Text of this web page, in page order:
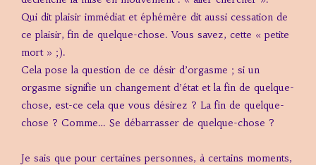
Qui dit plaisir immédiat et éphémère dit aussi cessation de
ce plaisir, fin de quelque-chose. Vous savez, cette « petite
mort » ;).
Cela pose la question de ce désir d’orgasme ; si un
orgasme signifie un changement d’état et la fin de quelque-
chose, est-ce cela que vous désirez ? La fin de quelque-
chose ? Comme… Se débarrasser de quelque-chose ?
Je sais que pour certaines personnes, à certains moments,